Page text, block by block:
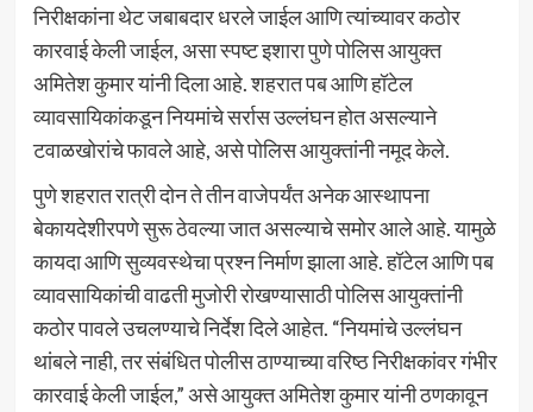
निरीक्षकांना थेट जबाबदार धरले जाईल आणि त्यांच्यावर कठोर
कारवाई केली जाईल, असा स्पष्ट इशारा पुणे पोलिस आयुक्त
अमितेश कुमार यांनी दिला आहे. शहरात पब आणि हॉटेल
व्यावसायिकांकडून नियमांचे सर्रास उल्लंघन होत असल्याने
टवाळखोरांचे फावले आहे, असे पोलिस आयुक्तांनी नमूद केले.
पुणे शहरात रात्री दोन ते तीन वाजेपर्यंत अनेक आस्थापना
बेकायदेशीरपणे सुरू ठेवल्या जात असल्याचे समोर आले आहे. यामुळे
कायदा आणि सुव्यवस्थेचा प्रश्न निर्माण झाला आहे. हॉटेल आणि पब
व्यावसायिकांची वाढती मुजोरी रोखण्यासाठी पोलिस आयुक्तांनी
कठोर पावले उचलण्याचे निर्देश दिले आहेत. “नियमांचे उल्लंघन
थांबले नाही, तर संबंधित पोलीस ठाण्याच्या वरिष्ठ निरीक्षकांवर गंभीर
कारवाई केली जाईल,” असे आयुक्त अमितेश कुमार यांनी ठणकावून